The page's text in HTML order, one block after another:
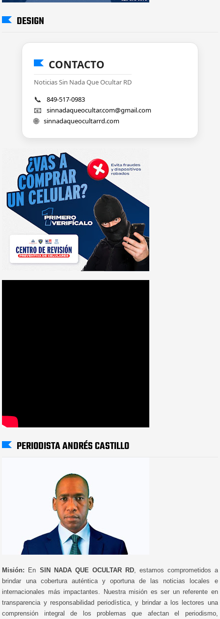
DESIGN
CONTACTO
Noticias Sin Nada Que Ocultar RD
📞 849-517-0983
📧 sinnadaqueocultar.com@gmail.com
🌐 sinnadaqueocultarrd.com
PERIODISTA ANDRÉS CASTILLO
Misión: En SIN NADA QUE OCULTAR RD, estamos comprometidos a
brindar una cobertura auténtica y oportuna de las noticias locales e
internacionales más impactantes. Nuestra misión es ser un referente en
transparencia y responsabilidad periodística, y brindar a los lectores una
comprensión integral de los problemas que afectan el periodismo,